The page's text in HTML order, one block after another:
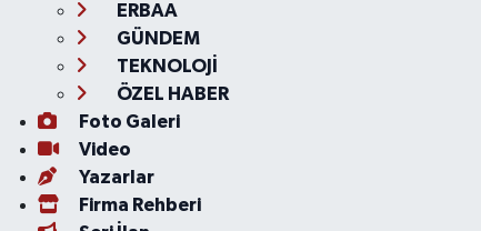
ERBAA
GÜNDEM
TEKNOLOJİ
ÖZEL HABER
Foto Galeri
Video
Yazarlar
Firma Rehberi